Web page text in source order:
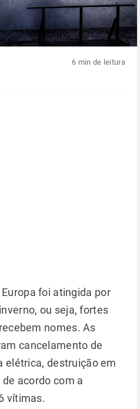
6 min de leitura
foi atingida por
ou seja, fortes
nomes. As
cancelamento de
elétrica, destruição em
acordo com a
vítimas.